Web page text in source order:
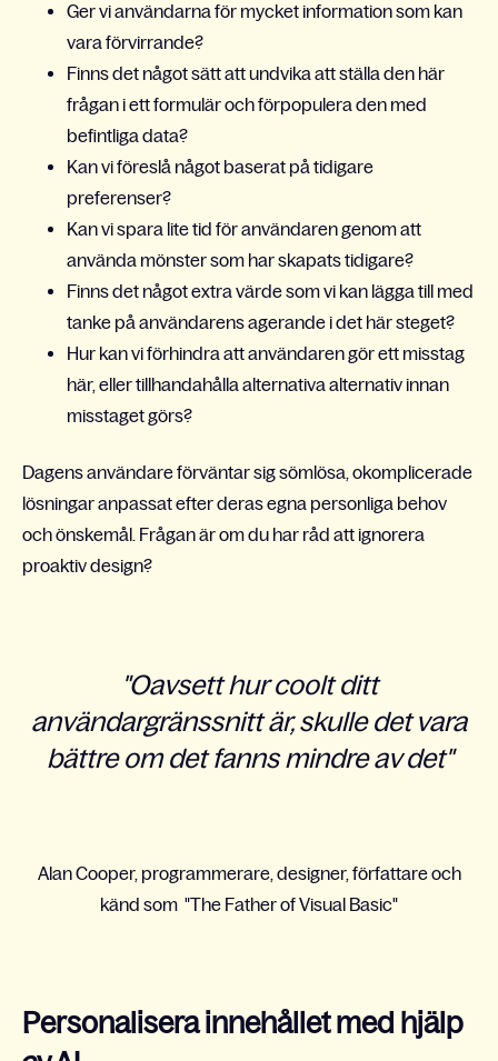
Ger vi användarna för mycket information som kan
vara förvirrande?
Finns det något sätt att undvika att ställa den här
frågan i ett formulär och förpopulera den med
befintliga data?
Kan vi föreslå något baserat på tidigare
preferenser?
Kan vi spara lite tid för användaren genom att
använda mönster som har skapats tidigare?
Finns det något extra värde som vi kan lägga till med
tanke på användarens agerande i det här steget?
Hur kan vi förhindra att användaren gör ett misstag
här, eller tillhandahålla alternativa alternativ innan
misstaget görs?
Dagens användare förväntar sig sömlösa, okomplicerade
lösningar anpassat efter deras egna personliga behov
och önskemål. Frågan är om du har råd att ignorera
proaktiv design?
"Oavsett hur coolt ditt
användargränssnitt är, skulle det vara
bättre om det fanns mindre av det"
Alan Cooper, programmerare, designer, författare och
känd som "The Father of Visual Basic"
Personalisera innehållet med hjälp